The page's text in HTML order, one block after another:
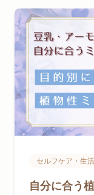
セルフケア・生
自分に合う